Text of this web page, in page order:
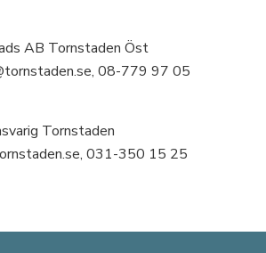
AB Tornstaden Öst
08-779 97 05
Tornstaden
031-350 15 25